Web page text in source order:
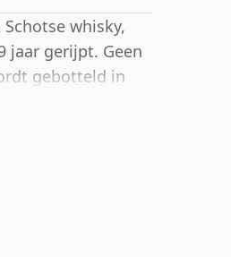
whisky,
jaar gerijpt. Geen
gebotteld in